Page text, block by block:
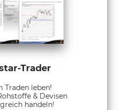
Trader
Traden leben!
& Devisen
handeln!